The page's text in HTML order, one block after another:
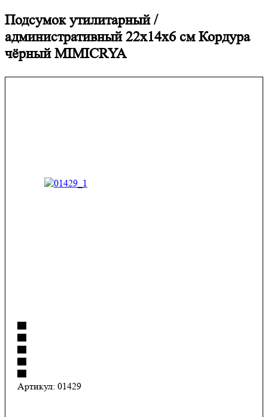
Подсумок утилитарный /
административный 22x14x6 см Кордура
чёрный MIMICRYA
Артикул: 01429